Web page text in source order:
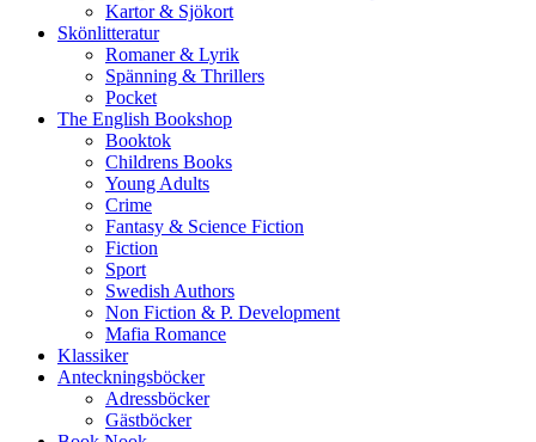
Kartor & Sjökort
Skönlitteratur
Romaner & Lyrik
Spänning & Thrillers
Pocket
The English Bookshop
Booktok
Childrens Books
Young Adults
Crime
Fantasy & Science Fiction
Fiction
Sport
Swedish Authors
Non Fiction & P. Development
Mafia Romance
Klassiker
Anteckningsböcker
Adressböcker
Gästböcker